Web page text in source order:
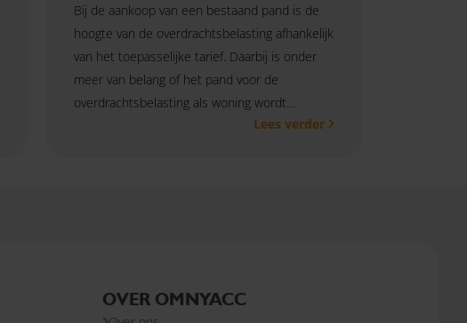
Bij de aankoop van een bestaand pand is de
hoogte van de overdrachtsbelasting afhankelijk
van het toepasselijke tarief. Daarbij is onder
meer van belang of het pand voor de
overdrachtsbelasting als woning wordt
Lees verder
OVER OMNYACC